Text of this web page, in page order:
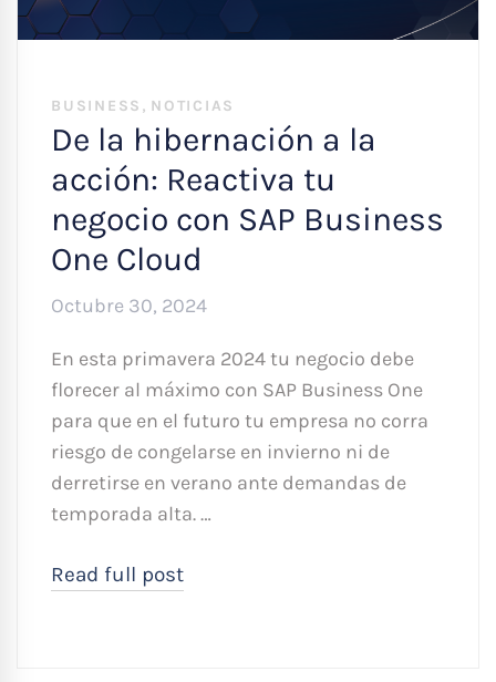
BUSINESS , NOTICIAS
De la hibernación a la
acción: Reactiva tu
negocio con SAP Business
One Cloud
Octubre 30, 2024
En esta primavera 2024 tu negocio debe
florecer al máximo con SAP Business One
para que en el futuro tu empresa no corra
riesgo de congelarse en invierno ni de
derretirse en verano ante demandas de
temporada alta. …
Read full post